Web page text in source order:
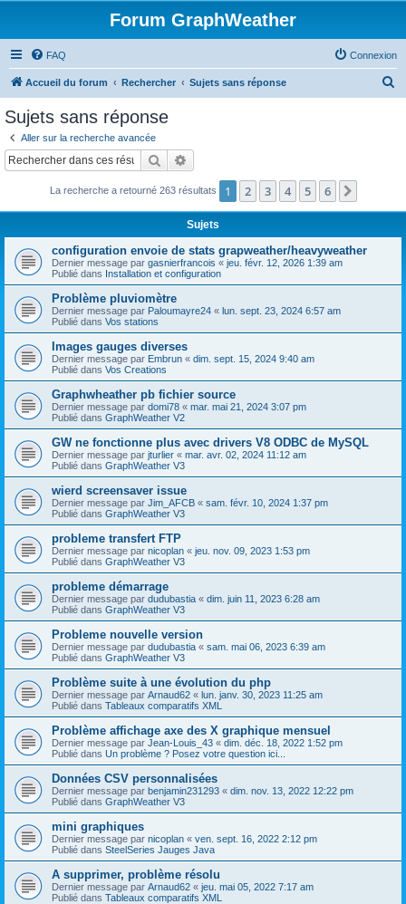
Forum GraphWeather
FAQ Connexion
Accueil du forum Rechercher Sujets sans réponse
c
Sujets sans réponse
Aller sur la recherche avancée
Rechercher
La recherche a retourné 263 résultats 1 2 3 4 5 6
Sujets
configuration envoie de stats grapweather/heavyweather
Dernier message par gasnierfrancois « jeu. févr. 12, 2026 1:39 am
Publié dans Installation et configuration
Problème pluviomètre
Dernier message par Paloumayre24 « lun. sept. 23, 2024 6:57 am
Publié dans Vos stations
Images gauges diverses
Dernier message par Embrun « dim. sept. 15, 2024 9:40 am
Publié dans Vos Creations
Graphwheather pb fichier source
Dernier message par domi78 « mar. mai 21, 2024 3:07 pm
Publié dans GraphWeather V2
GW ne fonctionne plus avec drivers V8 ODBC de MySQL
Dernier message par jturlier « mar. avr. 02, 2024 11:12 am
Publié dans GraphWeather V3
wierd screensaver issue
Dernier message par Jim_AFCB « sam. févr. 10, 2024 1:37 pm
Publié dans GraphWeather V3
probleme transfert FTP
Dernier message par nicoplan « jeu. nov. 09, 2023 1:53 pm
Publié dans GraphWeather V3
probleme démarrage
Dernier message par dudubastia « dim. juin 11, 2023 6:28 am
Publié dans GraphWeather V3
Probleme nouvelle version
Dernier message par dudubastia « sam. mai 06, 2023 6:39 am
Publié dans GraphWeather V3
Problème suite à une évolution du php
Dernier message par Arnaud62 « lun. janv. 30, 2023 11:25 am
Publié dans Tableaux comparatifs XML
Problème affichage axe des X graphique mensuel
Dernier message par Jean-Louis_43 « dim. déc. 18, 2022 1:52 pm
Publié dans Un problème ? Posez votre question ici...
Données CSV personnalisées
Dernier message par benjamin231293 « dim. nov. 13, 2022 12:22 pm
Publié dans GraphWeather V3
mini graphiques
Dernier message par nicoplan « ven. sept. 16, 2022 2:12 pm
Publié dans SteelSeries Jauges Java
A supprimer, problème résolu
Dernier message par Arnaud62 « jeu. mai 05, 2022 7:17 am
Publié dans Tableaux comparatifs XML